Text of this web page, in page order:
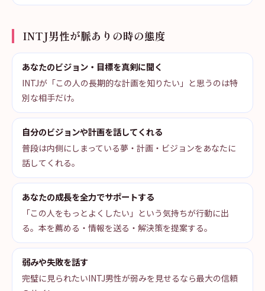
INTJ男性が脈ありの時の態度
あなたのビジョン・目標を真剣に聞く
INTJが「この人の長期的な計画を知りたい」と思うのは特
別な相手だけ。
自分のビジョンや計画を話してくれる
普段は内側にしまっている夢・計画・ビジョンをあなたに
話してくれる。
あなたの成長を全力でサポートする
「この人をもっとよくしたい」という気持ちが行動に出
る。本を薦める・情報を送る・解決策を提案する。
弱みや失敗を話す
完璧に見られたいINTJ男性が弱みを見せるなら最大の信頼